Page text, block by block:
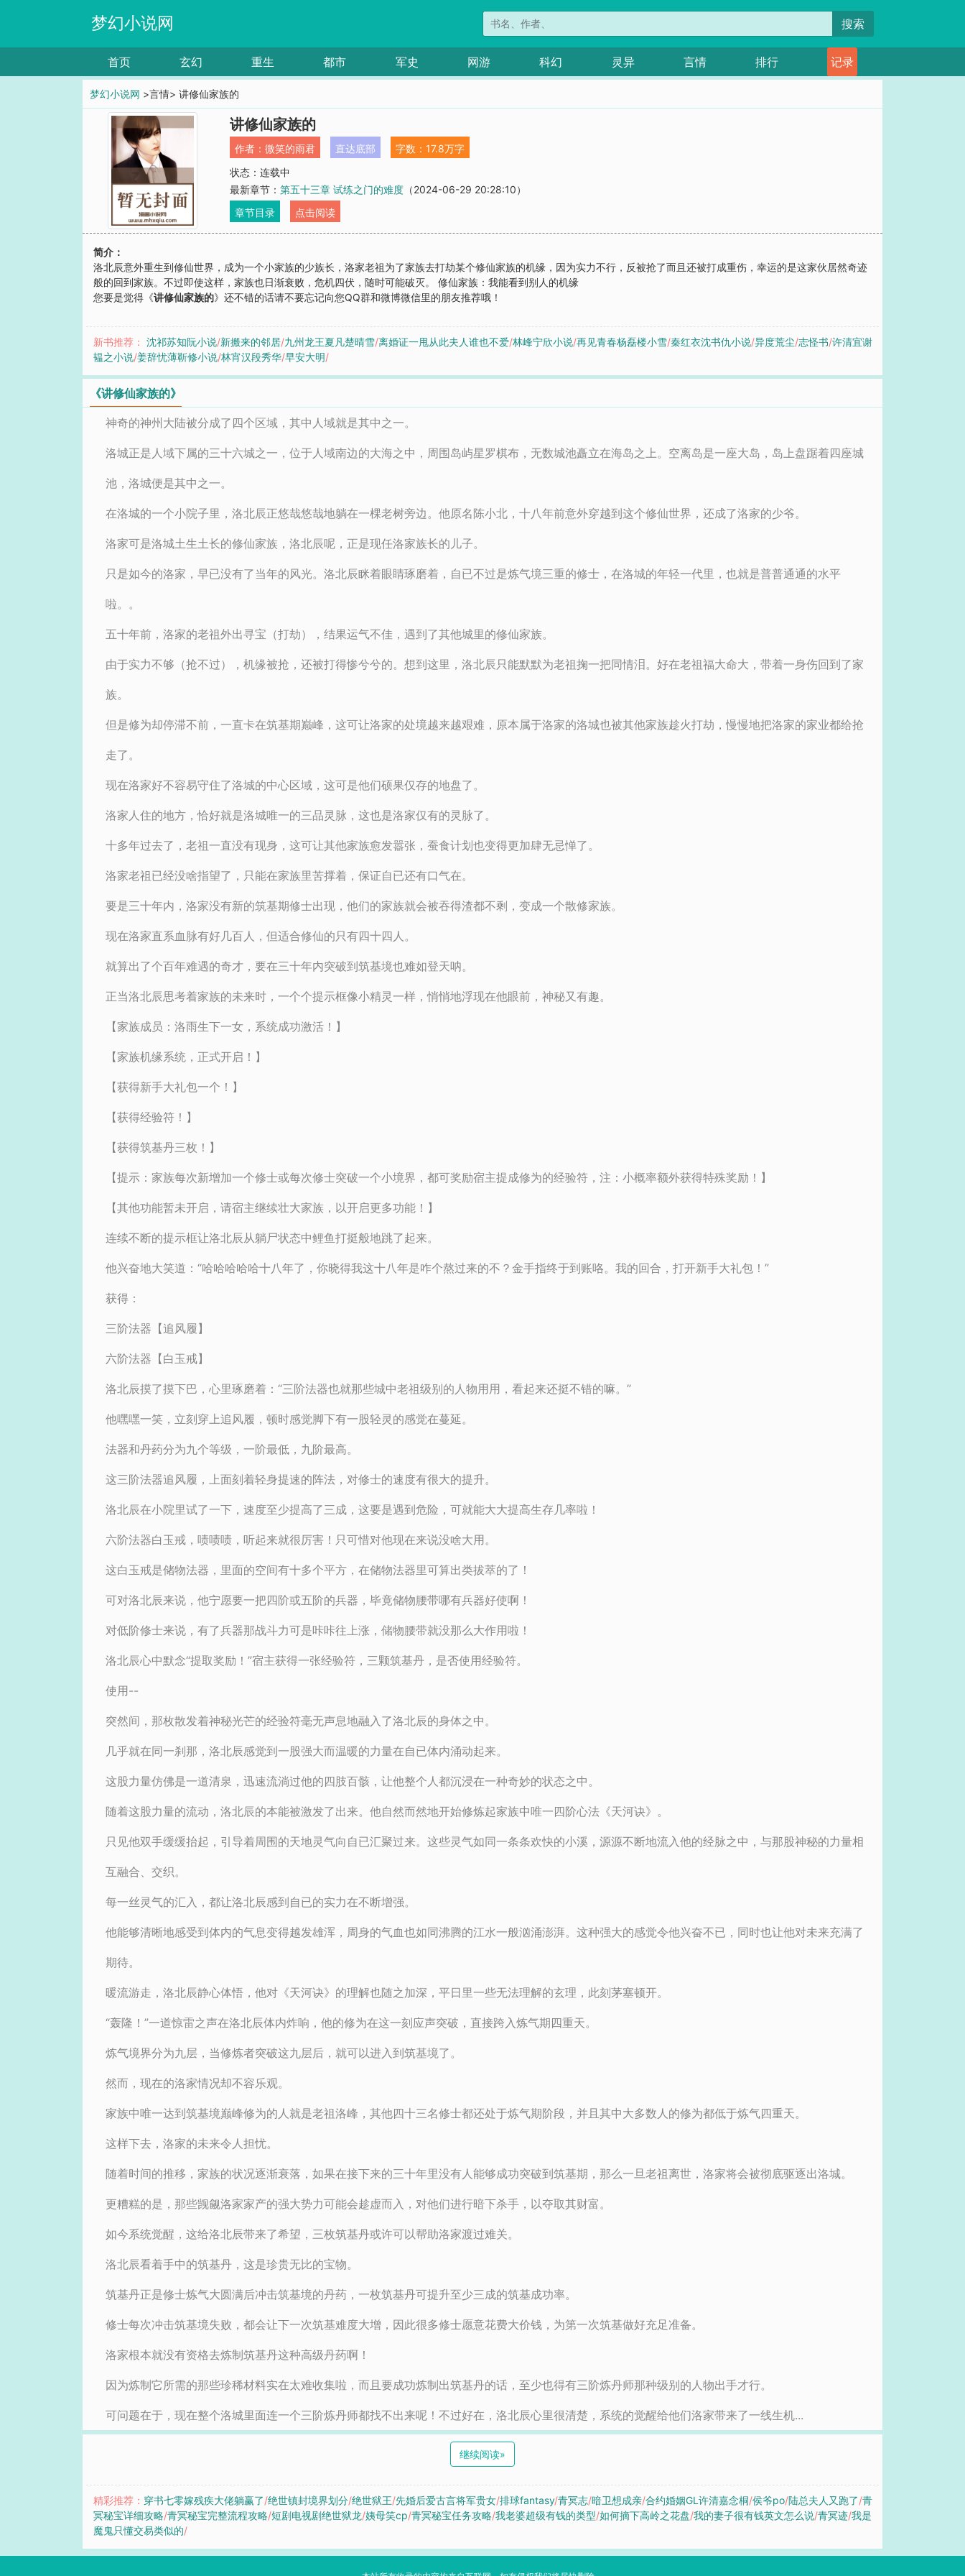
梦幻小说网 搜索
首页 玄幻 重生 都市 军史 网游 科幻 灵异 言情 排行 记录
梦幻小说网 >言情> 讲修仙家族的
讲修仙家族的
作者：微笑的雨君 直达底部
字数：17.8万字
状态：连载中
最新章节：第五十三章 试练之门的难度 （2024-06-29 20:28:10）
章节目录
点击阅读
简介：
洛北辰意外重生到修仙世界，成为一个小家族的少族长，洛家老祖为了家族去打劫某个修仙家族的机缘，因为实力不行，反被抢了而且还被打成重伤，幸运的是这家伙居然奇迹
般的回到家族。不过即使这样，家族也日渐衰败，危机四伏，随时可能破灭。 修仙家族：我能看到别人的机缘
您要是觉得《讲修仙家族的》还不错的话请不要忘记向您QQ群和微博微信里的朋友推荐哦！
新书推荐：沈祁苏知阮小说/新搬来的邻居/九州龙王夏凡楚晴雪/离婚证一甩从此夫人谁也不爱/林峰宁欣小说/再见青春杨磊楼小雪/秦红衣沈书仇小说/异度荒尘/志怪书/许清宜谢
韫之小说/姜辞忧薄靳修小说/林宵汉段秀华/早安大明/
《讲修仙家族的》
神奇的神州大陆被分成了四个区域，其中人域就是其中之一。
洛城正是人域下属的三十六城之一，位于人域南边的大海之中，周围岛屿星罗棋布，无数城池矗立在海岛之上。空离岛是一座大岛，岛上盘踞着四座城
池，洛城便是其中之一。
在洛城的一个小院子里，洛北辰正悠哉悠哉地躺在一棵老树旁边。他原名陈小北，十八年前意外穿越到这个修仙世界，还成了洛家的少爷。
洛家可是洛城土生土长的修仙家族，洛北辰呢，正是现任洛家族长的儿子。
只是如今的洛家，早已没有了当年的风光。洛北辰眯着眼睛琢磨着，自已不过是炼气境三重的修士，在洛城的年轻一代里，也就是普普通通的水平
啦。。
五十年前，洛家的老祖外出寻宝（打劫），结果运气不佳，遇到了其他城里的修仙家族。
由于实力不够（抢不过），机缘被抢，还被打得惨兮兮的。想到这里，洛北辰只能默默为老祖掬一把同情泪。好在老祖福大命大，带着一身伤回到了家
族。
但是修为却停滞不前，一直卡在筑基期巅峰，这可让洛家的处境越来越艰难，原本属于洛家的洛城也被其他家族趁火打劫，慢慢地把洛家的家业都给抢
走了。
现在洛家好不容易守住了洛城的中心区域，这可是他们硕果仅存的地盘了。
洛家人住的地方，恰好就是洛城唯一的三品灵脉，这也是洛家仅有的灵脉了。
十多年过去了，老祖一直没有现身，这可让其他家族愈发嚣张，蚕食计划也变得更加肆无忌惮了。
洛家老祖已经没啥指望了，只能在家族里苦撑着，保证自已还有口气在。
要是三十年内，洛家没有新的筑基期修士出现，他们的家族就会被吞得渣都不剩，变成一个散修家族。
现在洛家直系血脉有好几百人，但适合修仙的只有四十四人。
就算出了个百年难遇的奇才，要在三十年内突破到筑基境也难如登天呐。
正当洛北辰思考着家族的未来时，一个个提示框像小精灵一样，悄悄地浮现在他眼前，神秘又有趣。
【家族成员：洛雨生下一女，系统成功激活！】
【家族机缘系统，正式开启！】
【获得新手大礼包一个！】
【获得经验符！】
【获得筑基丹三枚！】
【提示：家族每次新增加一个修士或每次修士突破一个小境界，都可奖励宿主提成修为的经验符，注：小概率额外获得特殊奖励！】
【其他功能暂未开启，请宿主继续壮大家族，以开启更多功能！】
连续不断的提示框让洛北辰从躺尸状态中鲤鱼打挺般地跳了起来。
他兴奋地大笑道：“哈哈哈哈哈十八年了，你晓得我这十八年是咋个熬过来的不？金手指终于到账咯。我的回合，打开新手大礼包！”
获得：
三阶法器【追风履】
六阶法器【白玉戒】
洛北辰摸了摸下巴，心里琢磨着：“三阶法器也就那些城中老祖级别的人物用用，看起来还挺不错的嘛。”
他嘿嘿一笑，立刻穿上追风履，顿时感觉脚下有一股轻灵的感觉在蔓延。
法器和丹药分为九个等级，一阶最低，九阶最高。
这三阶法器追风履，上面刻着轻身提速的阵法，对修士的速度有很大的提升。
洛北辰在小院里试了一下，速度至少提高了三成，这要是遇到危险，可就能大大提高生存几率啦！
六阶法器白玉戒，啧啧啧，听起来就很厉害！只可惜对他现在来说没啥大用。
这白玉戒是储物法器，里面的空间有十多个平方，在储物法器里可算出类拔萃的了！
可对洛北辰来说，他宁愿要一把四阶或五阶的兵器，毕竟储物腰带哪有兵器好使啊！
对低阶修士来说，有了兵器那战斗力可是咔咔往上涨，储物腰带就没那么大作用啦！
洛北辰心中默念“提取奖励！”宿主获得一张经验符，三颗筑基丹，是否使用经验符。
使用--
突然间，那枚散发着神秘光芒的经验符毫无声息地融入了洛北辰的身体之中。
几乎就在同一刹那，洛北辰感觉到一股强大而温暖的力量在自已体内涌动起来。
这股力量仿佛是一道清泉，迅速流淌过他的四肢百骸，让他整个人都沉浸在一种奇妙的状态之中。
随着这股力量的流动，洛北辰的本能被激发了出来。他自然而然地开始修炼起家族中唯一四阶心法《天河诀》。
只见他双手缓缓抬起，引导着周围的天地灵气向自已汇聚过来。这些灵气如同一条条欢快的小溪，源源不断地流入他的经脉之中，与那股神秘的力量相
互融合、交织。
每一丝灵气的汇入，都让洛北辰感到自已的实力在不断增强。
他能够清晰地感受到体内的气息变得越发雄浑，周身的气血也如同沸腾的江水一般汹涌澎湃。这种强大的感觉令他兴奋不已，同时也让他对未来充满了
期待。
暖流游走，洛北辰静心体悟，他对《天河诀》的理解也随之加深，平日里一些无法理解的玄理，此刻茅塞顿开。
“轰隆！”一道惊雷之声在洛北辰体内炸响，他的修为在这一刻应声突破，直接跨入炼气期四重天。
炼气境界分为九层，当修炼者突破这九层后，就可以进入到筑基境了。
然而，现在的洛家情况却不容乐观。
家族中唯一达到筑基境巅峰修为的人就是老祖洛峰，其他四十三名修士都还处于炼气期阶段，并且其中大多数人的修为都低于炼气四重天。
这样下去，洛家的未来令人担忧。
随着时间的推移，家族的状况逐渐衰落，如果在接下来的三十年里没有人能够成功突破到筑基期，那么一旦老祖离世，洛家将会被彻底驱逐出洛城。
更糟糕的是，那些觊觎洛家家产的强大势力可能会趁虚而入，对他们进行暗下杀手，以夺取其财富。
如今系统觉醒，这给洛北辰带来了希望，三枚筑基丹或许可以帮助洛家渡过难关。
洛北辰看着手中的筑基丹，这是珍贵无比的宝物。
筑基丹正是修士炼气大圆满后冲击筑基境的丹药，一枚筑基丹可提升至少三成的筑基成功率。
修士每次冲击筑基境失败，都会让下一次筑基难度大增，因此很多修士愿意花费大价钱，为第一次筑基做好充足准备。
洛家根本就没有资格去炼制筑基丹这种高级丹药啊！
因为炼制它所需的那些珍稀材料实在太难收集啦，而且要成功炼制出筑基丹的话，至少也得有三阶炼丹师那种级别的人物出手才行。
可问题在于，现在整个洛城里面连一个三阶炼丹师都找不出来呢！不过好在，洛北辰心里很清楚，系统的觉醒给他们洛家带来了一线生机...
继续阅读»
精彩推荐： 穿书七零嫁残疾大佬躺赢了/绝世镇封境界划分/绝世狱王/先婚后爱古言将军贵女/排球fantasy/青冥志/暗卫想成亲/合约婚姻GL许清嘉念桐/侯爷po/陆总夫人又跑了/青
冥秘宝详细攻略/青冥秘宝完整流程攻略/短剧电视剧绝世狱龙/姨母笑cp/青冥秘宝任务攻略/我老婆超级有钱的类型/如何摘下高岭之花盘/我的妻子很有钱英文怎么说/青冥迹/我是
魔鬼只懂交易类似的/